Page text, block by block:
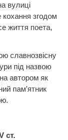
вулиці
кохання згодом
життя поета,
славнозвісну
під назвою
автором як
пам’ятник
ст.